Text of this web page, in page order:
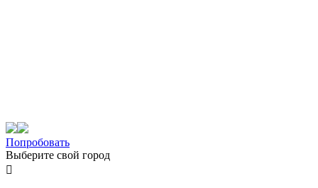
Попробовать
Выберите свой город
